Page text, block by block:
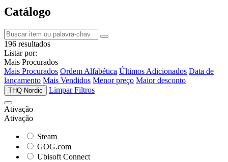
Catálogo
196 resultados
Listar por:
Mais Procurados
Mais Procurados Ordem Alfabética Últimos Adicionados Data de
lançamento Mais Vendidos Menor preço Maior desconto
THQ Nordic Limpar Filtros
Ativação
Ativação
Steam
GOG.com
Ubisoft Connect